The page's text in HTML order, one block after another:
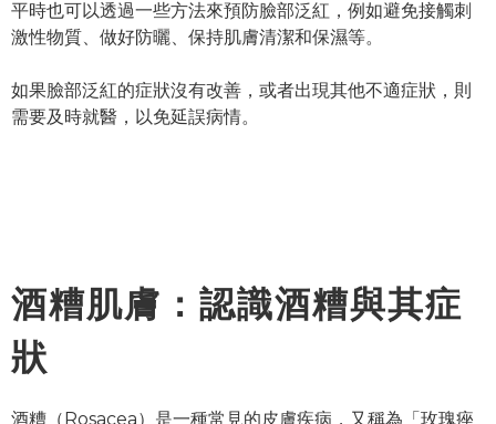
平時也可以透過一些方法來預防臉部泛紅，例如避免接觸刺
激性物質、做好防曬、保持肌膚清潔和保濕等。
如果臉部泛紅的症狀沒有改善，或者出現其他不適症狀，則
需要及時就醫，以免延誤病情。
酒糟肌膚：認識酒糟與其症
狀
酒糟（Rosacea）是一種常見的皮膚疾病，又稱為「玫瑰痤